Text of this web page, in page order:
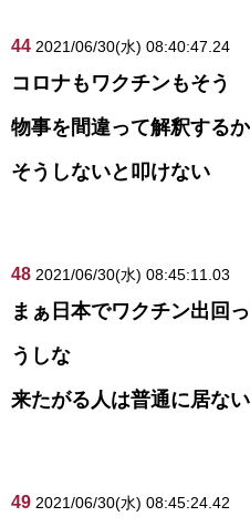
44 2021/06/30(水) 08:40:47.24
コロナもワクチンもそう
物事を間違って解釈する
そうしないと叩けない
48 2021/06/30(水) 08:45:11.03
まぁ日本でワクチン出回
うしな
来たがる人は普通に居な
49 2021/06/30(水) 08:45:24.42